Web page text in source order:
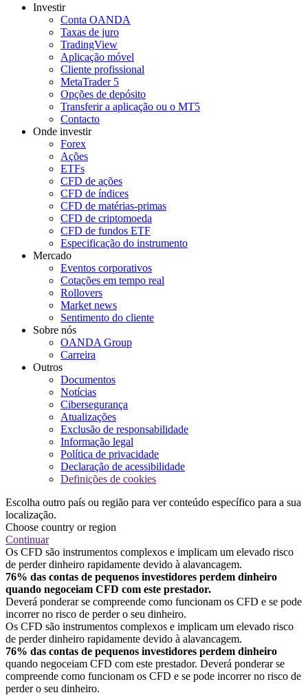
Investir
Conta OANDA
Taxas de juro
TradingView
Aplicação móvel
Cliente profissional
MetaTrader 5
Opções de depósito
Transferir a aplicação ou o MT5
Contacto
Onde investir
Forex
Ações
ETFs
CFD de ações
CFD de índices
CFD de matérias-primas
CFD de criptomoeda
CFD de fundos ETF
Especificação do instrumento
Mercado
Eventos corporativos
Cotações em tempo real
Rollovers
Market news
Sentimento do cliente
Sobre nós
OANDA Group
Carreira
Outros
Documentos
Notícias
Cibersegurança
Atualizações
Exclusão de responsabilidade
Informação legal
Política de privacidade
Declaração de acessibilidade
Definições de cookies
Escolha outro país ou região para ver conteúdo específico para a sua
localização.
Choose country or region
Continuar
Os CFD são instrumentos complexos e implicam um elevado risco
de perder dinheiro rapidamente devido à alavancagem.
76% das contas de pequenos investidores perdem dinheiro
quando negoceiam CFD com este prestador.
Deverá ponderar se compreende como funcionam os CFD e se pode
incorrer no risco de perder o seu dinheiro.
Os CFD são instrumentos complexos e implicam um elevado risco
de perder dinheiro rapidamente devido à alavancagem.
76% das contas de pequenos investidores perdem dinheiro
quando negoceiam CFD com este prestador. Deverá ponderar se
compreende como funcionam os CFD e se pode incorrer no risco de
perder o seu dinheiro.